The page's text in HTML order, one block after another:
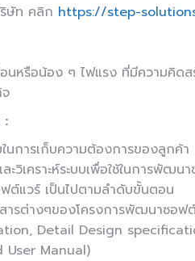
ษัท คลิก https://step-
อนหรือน้อง ๆ ไฟแรง ที่มีความคิด
:
นการเก็บความต้องการของลูกค้า
ะวิเคราะห์ระบบเพื่อใช้ในการพัฒ
แวร์ เป็นไปตามลำดับขั้นตอน
ารต่างๆของโครงการพัฒนาซอฟ
Detail Design
User Manual)